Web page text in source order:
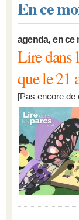
En ce
agenda,en ce
Lire dans
que le 21
[Pas encore de